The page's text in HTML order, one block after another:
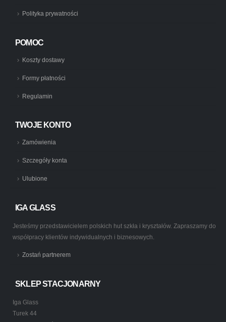
Polityka prywatności
POMOC
Koszty dostawy
Formy płatności
Regulamin
TWOJE KONTO
Zamówienia
Szczegóły konta
Ulubione
IGA GLASS
Jesteśmy przedstawicielem polskich hut szkła i kryształów. Zapraszamy do
współpracy klientów indywidualnych i biznesowych.
Zostań partnerem
SKLEP STACJONARNY
Iga Glass
Turek 44